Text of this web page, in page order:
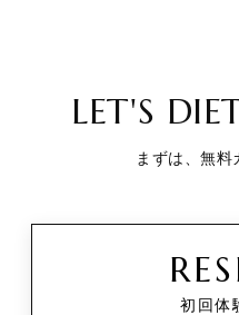
LET'S
まずは、無
初回体